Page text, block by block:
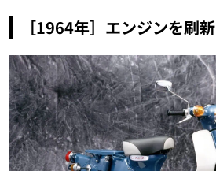
［1964年］エンジンを刷新